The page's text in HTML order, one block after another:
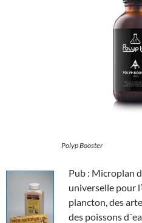
Polyp Booster
Pub : Microplan
universelle pour
plancton, des
des poissons